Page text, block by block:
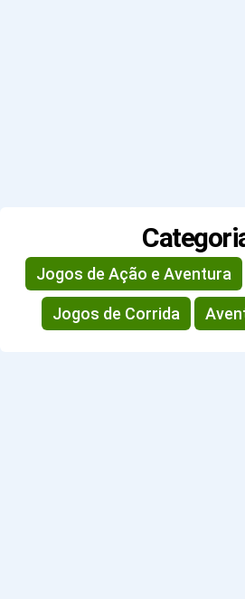
Jogos de Ação e Aventura
Jogos de Corrida